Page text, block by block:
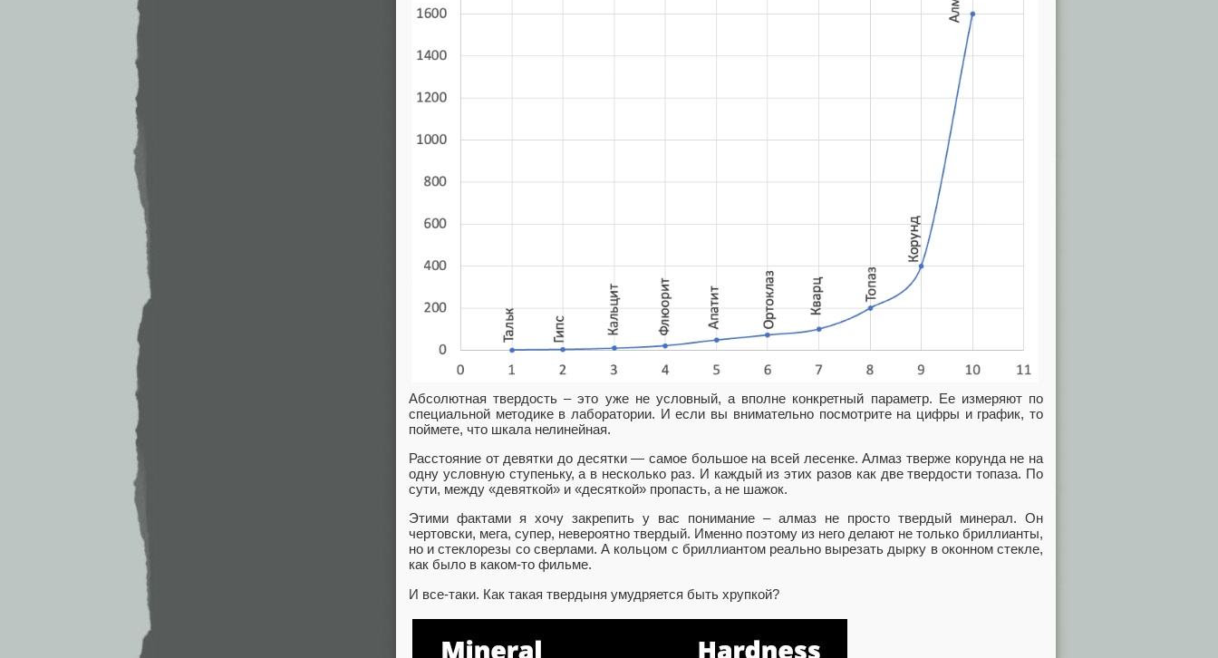
Абсолютная твердость – это уже не условный, а вполне конкретный параметр. Ее измеряют по
специальной методике в лаборатории. И если вы внимательно посмотрите на цифры и график, то
поймете, что шкала нелинейная.
Расстояние от девятки до десятки — самое большое на всей лесенке. Алмаз тверже корунда не на
одну условную ступеньку, а в несколько раз. И каждый из этих разов как две твердости топаза. По
сути, между «девяткой» и «десяткой» пропасть, а не шажок.
Этими фактами я хочу закрепить у вас понимание – алмаз не просто твердый минерал. Он
чертовски, мега, супер, невероятно твердый. Именно поэтому из него делают не только бриллианты,
но и стеклорезы со сверлами. А кольцом с бриллиантом реально вырезать дырку в оконном стекле,
как было в каком-то фильме.
И все-таки. Как такая твердыня умудряется быть хрупкой?